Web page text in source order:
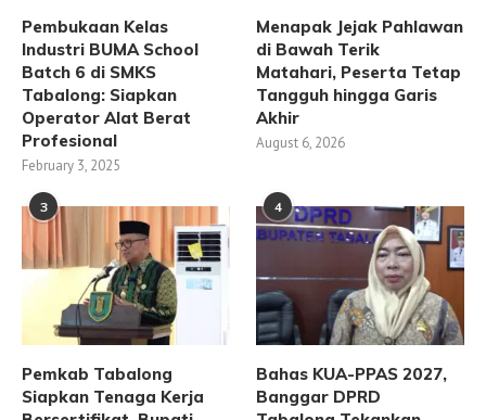
Pembukaan Kelas
Industri BUMA School
Batch 6 di SMKS
Tabalong: Siapkan
Operator Alat Berat
Profesional
February 3, 2025
Menapak Jejak Pahlawan
di Bawah Terik
Matahari, Peserta Tetap
Tangguh hingga Garis
Akhir
August 6, 2026
3
Pemkab Tabalong
Siapkan Tenaga Kerja
4
Bahas KUA-PPAS 2027,
Banggar DPRD